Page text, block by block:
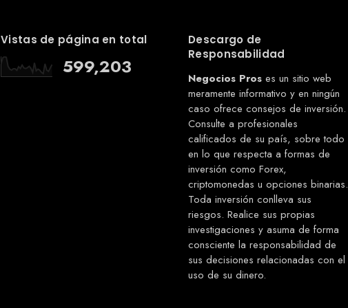
Vistas de página en total
599,203
Descargo de
Responsabilidad
Negocios Pros es un sitio web
meramente informativo y en ningún
caso ofrece consejos de inversión.
Consulte a profesionales
calificados de su país, sobre todo
en lo que respecta a formas de
inversión como Forex,
criptomonedas u opciones binarias.
Toda inversión conlleva sus
riesgos. Realice sus propias
investigaciones y asuma de forma
consciente la responsabilidad de
sus decisiones relacionadas con el
uso de su dinero.